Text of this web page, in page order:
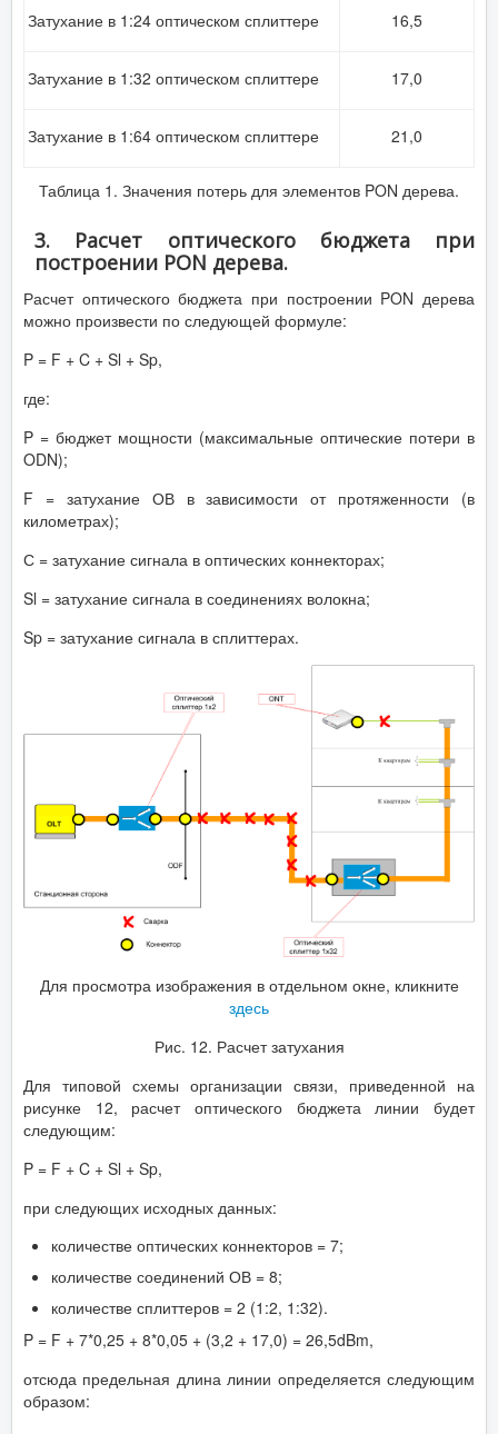
Затухание в 1:24 оптическом сплиттере 16,5
Затухание в 1:32 оптическом сплиттере 17,0
Затухание в 1:64 оптическом сплиттере 21,0
Таблица 1. Значения потерь для элементов PON дерева.
3. Расчет оптического бюджета при
построении PON дерева.
Расчет оптического бюджета при построении PON дерева
можно произвести по следующей формуле:
P = F + C + Sl + Sp,
где:
P = бюджет мощности (максимальные оптические потери в
ODN);
F = затухание ОВ в зависимости от протяженности (в
километрах);
С = затухание сигнала в оптических коннекторах;
Sl = затухание сигнала в соединениях волокна;
Sp = затухание сигнала в сплиттерах.
Для просмотра изображения в отдельном окне, кликните
здесь
Рис. 12. Расчет затухания
Для типовой схемы организации связи, приведенной на
рисунке 12, расчет оптического бюджета линии будет
следующим:
P = F + C + Sl + Sp,
при следующих исходных данных:
количестве оптических коннекторов = 7;
количестве соединений ОВ = 8;
количестве сплиттеров = 2 (1:2, 1:32).
P = F + 7*0,25 + 8*0,05 + (3,2 + 17,0) = 26,5dBm,
отсюда предельная длина линии определяется следующим
образом: